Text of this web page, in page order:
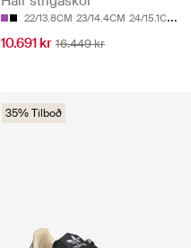
22/13.8CM 23/14.4CM 24/15.1CM
10.691 kr 16.449 kr
35% Tilboð